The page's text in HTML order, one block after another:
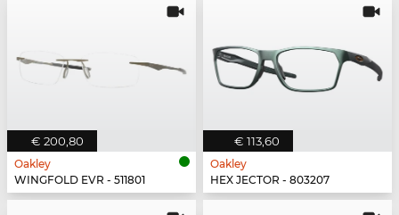
€ 200,80
Oakley
WINGFOLD EVR - 511801
€ 113,60
Oakley
HEX JECTOR - 803207